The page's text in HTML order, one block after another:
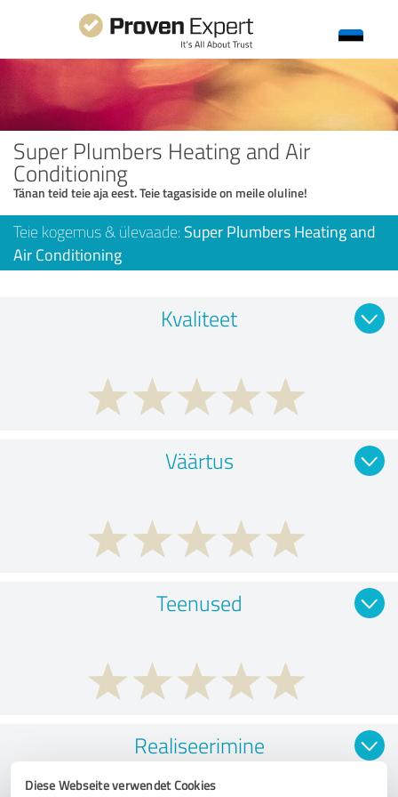
Diese Webseite verwendet Cookies
Super Plumbers Heating and Air
Conditioning
Tänan teid teie aja eest. Teie tagasiside on meile oluline!
Teie kogemus & ülevaade: Super Plumbers Heating and
Air Conditioning
Kvaliteet
Väärtus
Teenused
Realiseerimine